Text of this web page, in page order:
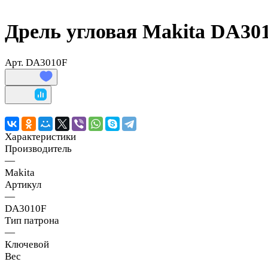
Дрель угловая Makita
Арт. DA3010F
Характеристики
Производитель
—
Makita
Артикул
—
DA3010F
Тип патрона
—
Ключевой
Вес